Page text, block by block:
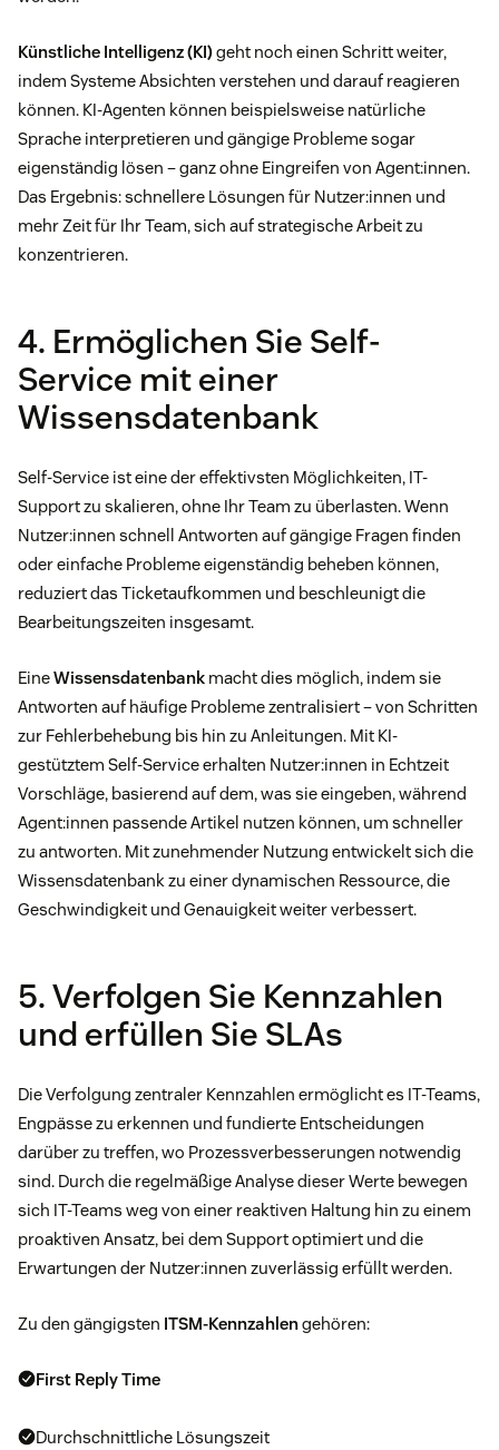
Künstliche Intelligenz (KI)geht noch einen Schritt weiter,
indem Systeme Absichten verstehen und darauf reagieren
können. KI-Agenten können beispielsweise natürliche
Sprache interpretieren und gängige Probleme sogar
eigenständig lösen – ganz ohne Eingreifen von Agent:innen.
Das Ergebnis: schnellere Lösungen für Nutzer:innen und
mehr Zeit für Ihr Team, sich auf strategische Arbeit zu
konzentrieren.
4. Ermöglichen Sie Self-
Service mit einer
Wissensdatenbank
Self-Service ist eine der effektivsten Möglichkeiten, IT-
Support zu skalieren, ohne Ihr Team zu überlasten. Wenn
Nutzer:innen schnell Antworten auf gängige Fragen finden
oder einfache Probleme eigenständig beheben können,
reduziert das Ticketaufkommen und beschleunigt die
Bearbeitungszeiten insgesamt.
EineWissensdatenbank macht dies möglich, indem sie
Antworten auf häufige Probleme zentralisiert – von Schritten
zur Fehlerbehebung bis hin zu Anleitungen. Mit KI-
gestütztem Self-Service erhalten Nutzer:innen in Echtzeit
Vorschläge, basierend auf dem, was sie eingeben, während
Agent:innen passende Artikel nutzen können, um schneller
zu antworten. Mit zunehmender Nutzung entwickelt sich die
Wissensdatenbank zu einer dynamischen Ressource, die
Geschwindigkeit und Genauigkeit weiter verbessert.
5. Verfolgen Sie Kennzahlen
und erfüllen Sie SLAs
Die Verfolgung zentraler Kennzahlen ermöglicht es IT-Teams,
Engpässe zu erkennen und fundierte Entscheidungen
darüber zu treffen, wo Prozessverbesserungen notwendig
sind. Durch die regelmäßige Analyse dieser Werte bewegen
sich IT-Teams weg von einer reaktiven Haltung hin zu einem
proaktiven Ansatz, bei dem Support optimiert und die
Erwartungen der Nutzer:innen zuverlässig erfüllt werden.
Zu den gängigsten ITSM-Kennzahlengehören:
First Reply Time
Durchschnittliche Lösungszeit